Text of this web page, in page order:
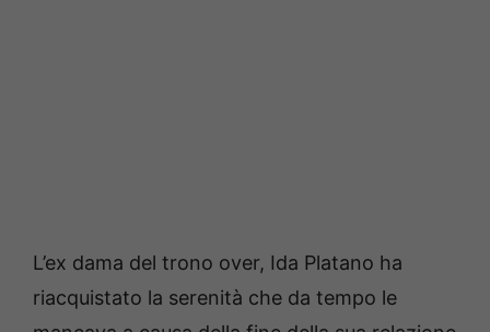
L’ex dama del trono over, Ida Platano ha
riacquistato la serenità che da tempo le